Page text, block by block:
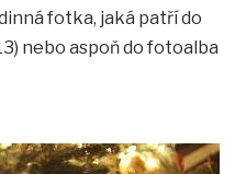
fotka, jaká patří do
nebo aspoň do fotoalba